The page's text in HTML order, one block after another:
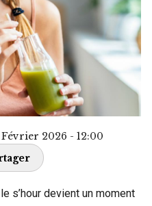
2026 - 12:00
s’hour devient un moment